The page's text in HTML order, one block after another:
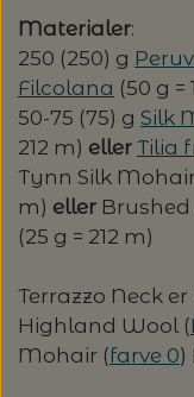
Materialer:
250 (250) g
Filcolana (50 g =
50-75 (75) g Silk
212 m) eller Tilia
Tynn Silk Mohair
m) eller
(25 g = 212 m)
Terrazzo Neck
Highland Wool (
Mohair (farve 0)